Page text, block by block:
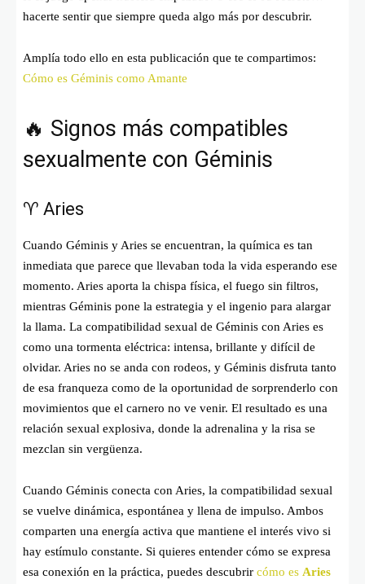
hacerte sentir que siempre queda algo más por descubrir.
Amplía todo ello en esta publicación que te compartimos:
Cómo es Géminis como Amante
🔥 Signos más compatibles
sexualmente con Géminis
♈ Aries
Cuando Géminis y Aries se encuentran, la química es tan
inmediata que parece que llevaban toda la vida esperando ese
momento. Aries aporta la chispa física, el fuego sin filtros,
mientras Géminis pone la estrategia y el ingenio para alargar
la llama. La compatibilidad sexual de Géminis con Aries es
como una tormenta eléctrica: intensa, brillante y difícil de
olvidar. Aries no se anda con rodeos, y Géminis disfruta tanto
de esa franqueza como de la oportunidad de sorprenderlo con
movimientos que el carnero no ve venir. El resultado es una
relación sexual explosiva, donde la adrenalina y la risa se
mezclan sin vergüenza.
Cuando Géminis conecta con Aries, la compatibilidad sexual
se vuelve dinámica, espontánea y llena de impulso. Ambos
comparten una energía activa que mantiene el interés vivo si
hay estímulo constante. Si quieres entender cómo se expresa
esa conexión en la práctica, puedes descubrir cómo es Aries